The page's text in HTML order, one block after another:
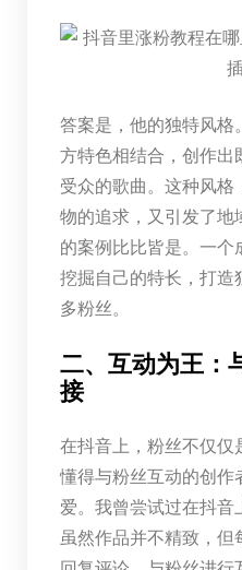
答案是，他的独特风格
方特色相结合，创作出
受众的歌曲。这种风格
物的追求，又引发了地
的案例比比皆是。一个
挖掘自己的特长，打造
多粉丝。
二、互动为王：
接
在抖音上，粉丝不仅仅
懂得与粉丝互动的创作
爱。我曾尝试过在抖音
虽然作品并不精致，